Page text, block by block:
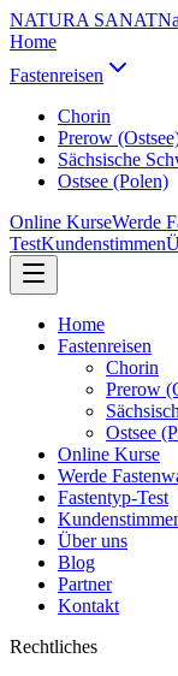
NATURA SANAT
Home
Fastenreisen
Chorin
Prerow
Sächsische
Ostsee (Polen)
Online KurseWerde
TestKundenstimmen
Home
Fastenreisen
Chorin
Prerow
Ostsee
Online Kurse
Werde
Fastentyp-Test
Über uns
Blog
Partner
Kontakt
Rechtliches